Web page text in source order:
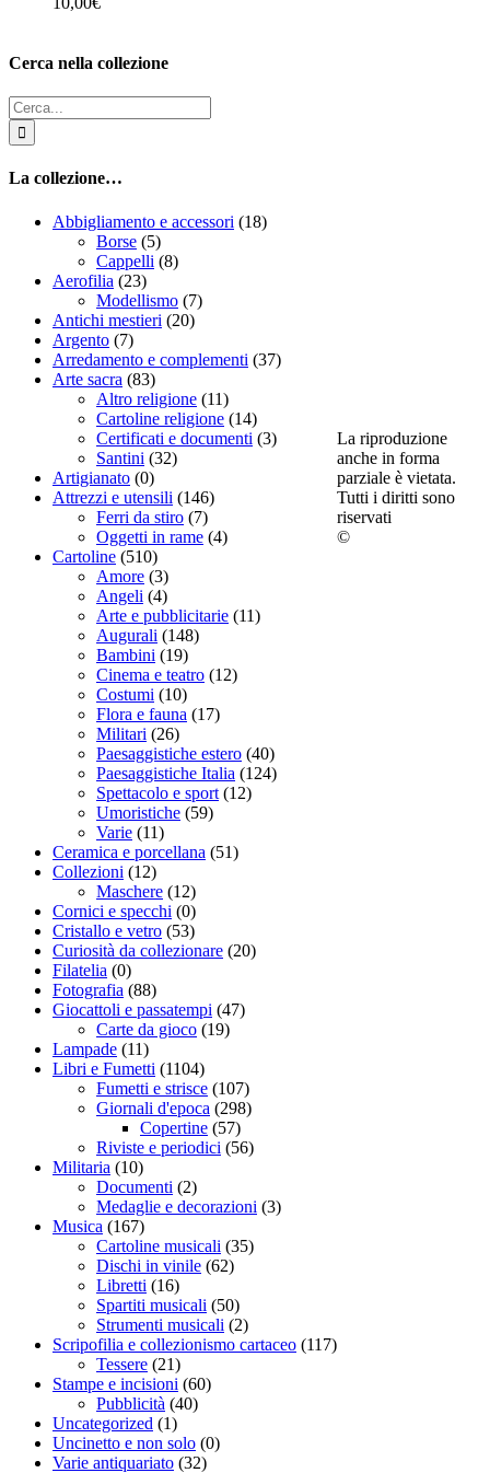
Cerca nella collezione
Cerca
per:
La collezione…
Abbigliamento e accessori (18)
Borse (5)
Cappelli (8)
Aerofilia (23)
Modellismo (7)
Antichi mestieri (20)
Argento (7)
Arredamento e complementi (37)
Arte sacra (83)
Altro religione (11)
Cartoline religione (14)
Certificati e documenti (3)
Santini (32)
Artigianato (0)
Attrezzi e utensili (146)
Ferri da stiro (7)
Oggetti in rame (4)
Cartoline (510)
Amore (3)
Angeli (4)
Arte e pubblicitarie (11)
Augurali (148)
Bambini (19)
Cinema e teatro (12)
Costumi (10)
Flora e fauna (17)
Militari (26)
Paesaggistiche estero (40)
Paesaggistiche Italia (124)
Spettacolo e sport (12)
Umoristiche (59)
Varie (11)
Ceramica e porcellana (51)
Collezioni (12)
Maschere (12)
Cornici e specchi (0)
Cristallo e vetro (53)
Curiosità da collezionare (20)
Filatelia (0)
Fotografia (88)
Giocattoli e passatempi (47)
Carte da gioco (19)
Lampade (11)
Libri e Fumetti (1104)
Fumetti e strisce (107)
Giornali d'epoca (298)
Copertine (57)
Riviste e periodici (56)
Militaria (10)
Documenti (2)
Medaglie e decorazioni (3)
Musica (167)
Cartoline musicali (35)
Dischi in vinile (62)
Libretti (16)
Spartiti musicali (50)
Strumenti musicali (2)
Scripofilia e collezionismo cartaceo (117)
Tessere (21)
Stampe e incisioni (60)
Pubblicità (40)
Uncategorized (1)
Uncinetto e non solo (0)
Varie antiquariato (32)
La riproduzione
anche in forma
parziale è vietata.
Tutti i diritti sono
riservati
©